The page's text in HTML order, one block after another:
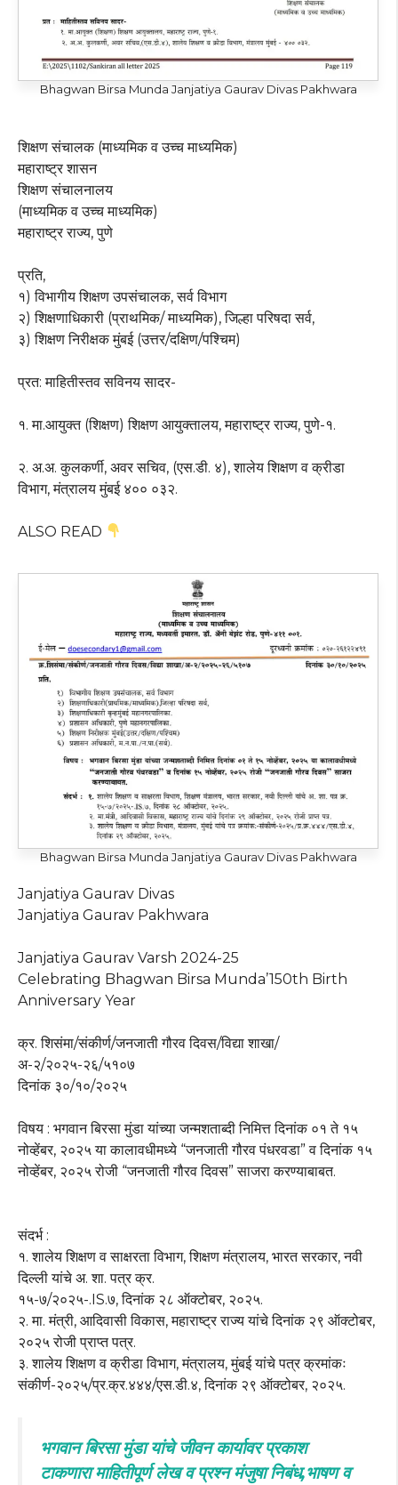
Bhagwan Birsa Munda Janjatiya Gaurav Divas Pakhwara
शिक्षण संचालक (माध्यमिक व उच्च माध्यमिक)
महाराष्ट्र शासन
शिक्षण संचालनालय
(माध्यमिक व उच्च माध्यमिक)
महाराष्ट्र राज्य, पुणे
प्रति,
१) विभागीय शिक्षण उपसंचालक, सर्व विभाग
२) शिक्षणाधिकारी (प्राथमिक/ माध्यमिक), जिल्हा परिषदा सर्व,
३) शिक्षण निरीक्षक मुंबई (उत्तर/दक्षिण/पश्चिम)
प्रत: माहितीस्तव सविनय सादर-
१. मा.आयुक्त (शिक्षण) शिक्षण आयुक्तालय, महाराष्ट्र राज्य, पुणे-१.
२. अ.अ. कुलकर्णी, अवर सचिव, (एस.डी. ४), शालेय शिक्षण व क्रीडा
विभाग, मंत्रालय मुंबई ४०० ०३२.
ALSO READ
Bhagwan Birsa Munda Janjatiya Gaurav Divas Pakhwara
Janjatiya Gaurav Divas
Janjatiya Gaurav Pakhwara
Janjatiya Gaurav Varsh 2024-25
Celebrating Bhagwan Birsa Munda’150th Birth
Anniversary Year
क्र. शिसंमा/संकीर्ण/जनजाती गौरव दिवस/विद्या शाखा/
अ-२/२०२५-२६/५१०७
दिनांक ३०/१०/२०२५
विषय : भगवान बिरसा मुंडा यांच्या जन्मशताब्दी निमित्त दिनांक ०१ ते १५
नोव्हेंबर, २०२५ या कालावधीमध्ये “जनजाती गौरव पंधरवडा” व दिनांक १५
नोव्हेंबर, २०२५ रोजी “जनजाती गौरव दिवस” साजरा करण्याबाबत.
संदर्भ :
१. शालेय शिक्षण व साक्षरता विभाग, शिक्षण मंत्रालय, भारत सरकार, नवी
दिल्ली यांचे अ. शा. पत्र क्र.
१५-७/२०२५-.IS.७, दिनांक २८ ऑक्टोबर, २०२५.
२. मा. मंत्री, आदिवासी विकास, महाराष्ट्र राज्य यांचे दिनांक २९ ऑक्टोबर,
२०२५ रोजी प्राप्त पत्र.
३. शालेय शिक्षण व क्रीडा विभाग, मंत्रालय, मुंबई यांचे पत्र क्रमांकः
संकीर्ण-२०२५/प्र.क्र.४४४/एस.डी.४, दिनांक २९ ऑक्टोबर, २०२५.
भगवान बिरसा मुंडा यांचे जीवन कार्यावर प्रकाश
टाकणारा माहितीपूर्ण लेख व प्रश्न मंजुषा निबंध,भाषण व